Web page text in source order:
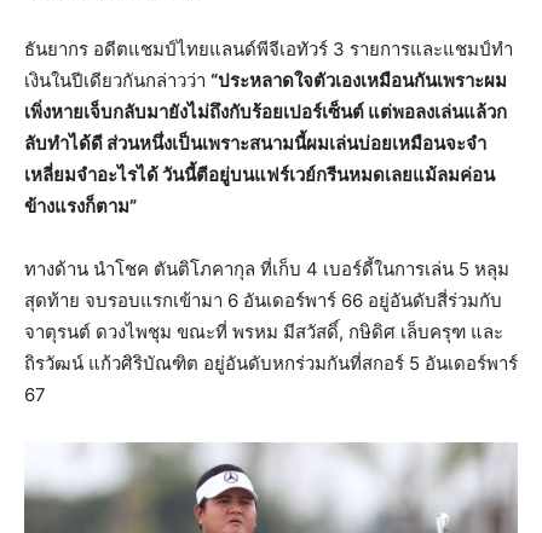
ธันยากร อดีตแชมป์ไทยแลนด์พีจีเอทัวร์ 3 รายการและแชมป์ทำ
เงินในปีเดียวกันกล่าวว่า “ประหลาดใจตัวเองเหมือนกันเพราะผม
เพิ่งหายเจ็บกลับมายังไม่ถึงกับร้อยเปอร์เซ็นต์ แต่พอลงเล่นแล้วก
ลับทำได้ดี ส่วนหนึ่งเป็นเพราะสนามนี้ผมเล่นบ่อยเหมือนจะจำ
เหลี่ยมจำอะไรได้ วันนี้ตีอยู่บนแฟร์เวย์กรีนหมดเลยแม้ลมค่อน
ข้างแรงก็ตาม”
ทางด้าน นำโชค ตันติโภคากุล ที่เก็บ 4 เบอร์ดี้ในการเล่น 5 หลุม
สุดท้าย จบรอบแรกเข้ามา 6 อันเดอร์พาร์ 66 อยู่อันดับสี่ร่วมกับ
จาตุรนต์ ดวงไพชุม ขณะที่ พรหม มีสวัสดิ์, กษิดิศ เล็บครุฑ และ
ถิรวัฒน์ แก้วศิริบัณฑิต อยู่อันดับหกร่วมกันที่สกอร์ 5 อันเดอร์พาร์
67